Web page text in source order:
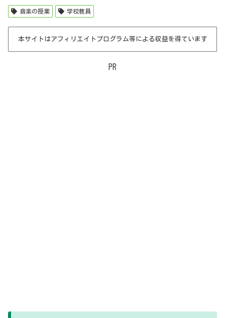
音楽の授業 学校教員
本サイトはアフィリエイトプログラム等による収益を得ています
PR